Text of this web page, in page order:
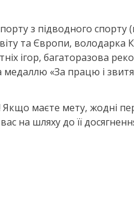
з підводного спорту
та Європи, володарка
ігор, багаторазова
«За працю і
Якщо маєте мету, жодні
на шляху до її